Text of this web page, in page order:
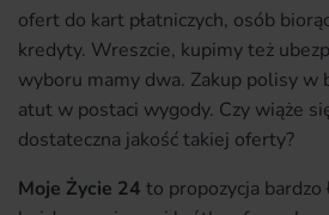
ofert do kart płatniczych, osób
kredyty. Wreszcie, kupimy też
wyboru mamy dwa. Zakup polisy
atut w postaci wygody. Czy wiąże
dostateczna jakość takiej oferty?
Moje Życie 24 to propozycja